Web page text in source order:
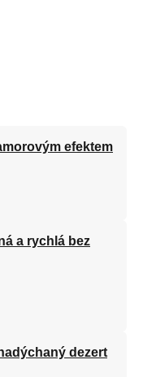
efektem
a rychlá bez
dezert